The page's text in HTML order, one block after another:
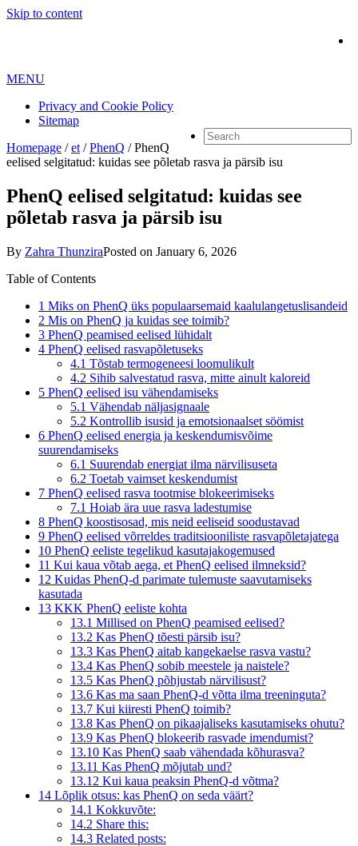
Skip to content
MENU
Privacy and Cookie Policy
Sitemap
Homepage / et / PhenQ / PhenQ
eelised selgitatud: kuidas see põletab rasva ja pärsib isu
PhenQ eelised selgitatud: kuidas see
põletab rasva ja pärsib isu
By Zahra ThunziraPosted on January 6, 2026
Table of Contents
1 Miks on PhenQ üks populaarsemaid kaalulangetuslisandeid
2 Mis on PhenQ ja kuidas see toimib?
3 PhenQ peamised eelised lühidalt
4 PhenQ eelised rasvapõletuseks
4.1 Tõstab termogeneesi loomulikult
4.2 Sihib salvestatud rasva, mitte ainult kaloreid
5 PhenQ eelised isu vähendamiseks
5.1 Vähendab näljasignaale
5.2 Kontrollib isusid ja emotsionaalset söömist
6 PhenQ eelised energia ja keskendumisvõime
suurendamiseks
6.1 Suurendab energiat ilma närvilisuseta
6.2 Toetab vaimset keskendumist
7 PhenQ eelised rasva tootmise blokeerimiseks
7.1 Hoiab ära uue rasva ladestumise
8 PhenQ koostisosad, mis neid eeliseid soodustavad
9 PhenQ eelised võrreldes traditsiooniliste rasvapõletajatega
10 PhenQ eeliste tegelikud kasutajakogemused
11 Kui kaua võtab aega, et PhenQ eelised ilmneksid?
12 Kuidas PhenQ-d parimate tulemuste saavutamiseks
kasutada
13 KKK PhenQ eeliste kohta
13.1 Millised on PhenQ peamised eelised?
13.2 Kas PhenQ tõesti pärsib isu?
13.3 Kas PhenQ aitab kangekaelse rasva vastu?
13.4 Kas PhenQ sobib meestele ja naistele?
13.5 Kas PhenQ põhjustab närvilisust?
13.6 Kas ma saan PhenQ-d võtta ilma treeninguta?
13.7 Kui kiiresti PhenQ toimib?
13.8 Kas PhenQ on pikaajaliseks kasutamiseks ohutu?
13.9 Kas PhenQ blokeerib rasvade imendumist?
13.10 Kas PhenQ saab vähendada kõhurasva?
13.11 Kas PhenQ mõjutab und?
13.12 Kui kaua peaksin PhenQ-d võtma?
14 Lõplik otsus: kas PhenQ on seda väärt?
14.1 Kokkuvõte:
14.2 Share this:
14.3 Related posts: